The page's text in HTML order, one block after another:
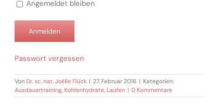
Angemeldet bleiben
Passwort vergessen
Von Dr. sc. nat. Joëlle Flück | 27. Februar 2016 | Kategorien:
Ausdauertraining, Kohlenhydrate, Laufen | 0 Kommentare